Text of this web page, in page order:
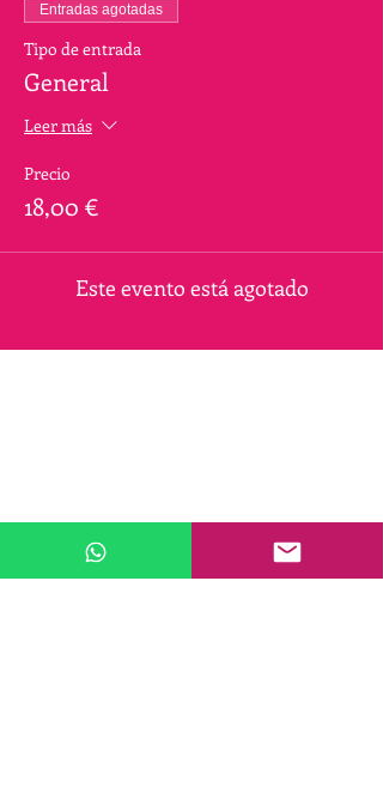
Entradas agotadas
Tipo de entrada
General
Leer más
Precio
18,00 €
Este evento está agotado